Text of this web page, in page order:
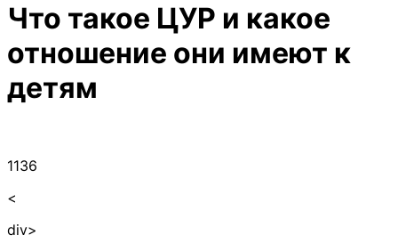
Что такое ЦУР и какое
отношение они имеют к
детям
1136
<
div>